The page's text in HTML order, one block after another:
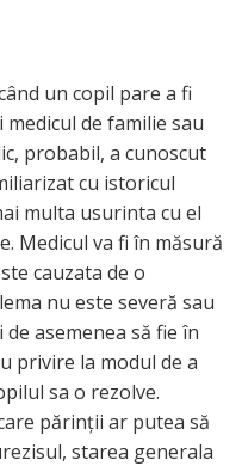
un copil pare a fi
de familie sau
probabil, a cunoscut
cu istoricul
multa usurinta cu el
Medicul va fi în măsură
cauzata de o
nu este severă sau
asemenea să fie în
privire la modul de a
sa o rezolve.
părinţii ar putea să
starea generala